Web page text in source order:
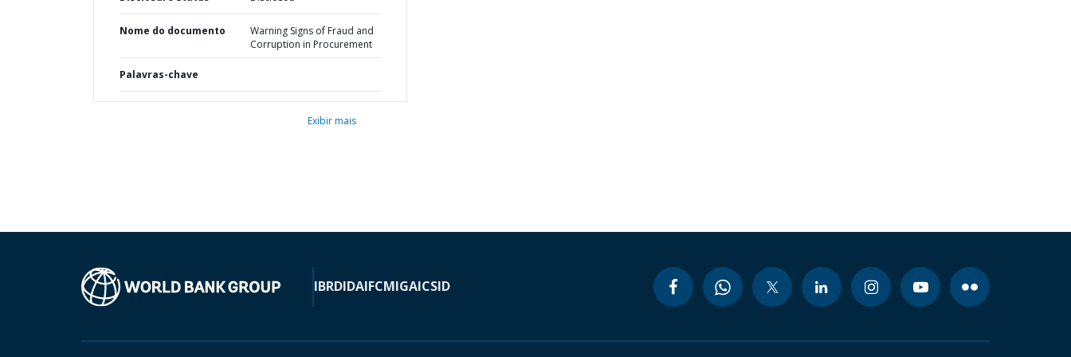
Nome do documento
Warning Signs of Fraud and
Corruption in Procurement
Palavras-chave
Exibir mais
IBRDIDAIFCMIGAICSID